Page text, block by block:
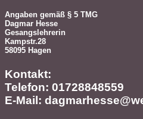
Angaben gemäß § 5 TMG
Dagmar Hesse
Gesangslehrerin
Kampstr.28
58095 Hagen
Kontakt:
Telefon: 01728848559
E-Mail: